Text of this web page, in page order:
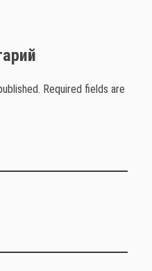
Required fields are